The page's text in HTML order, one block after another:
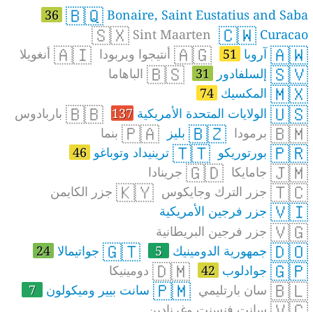
🇧🇶 Bonaire, Saint Eustatius and Saba
36
🇨🇼 Curacao
🇸🇽 Sint Maarten
🇦🇼آروبا 51
🇦🇬أنتيجوا وبربودا 🇦🇮أنغويلا
🇸🇻إلسلفادور 31
🇧🇸الباهاما
🇲🇽المكسيك 74
🇺🇸الولايات المتحدة الأمريكية 137
🇧🇧باربادوس
🇧🇲برمودا 🇧🇿بليز 🇵🇦بنما
🇵🇷بورتوريكو 🇹🇹ترينيداد وتوباغو 46
🇯🇲جامايكا 🇬🇩جرينادا
🇹🇨جزر الترك وجايكوس 🇰🇾جزر الكايمن
🇻🇮جزر فرجين الأمريكية
🇻🇬جزر فرجين البريطانية
🇩🇴جمهورية الدومينيك 5
🇬🇹جواتيمالا 24
🇬🇵جوادلوب 42
🇩🇲دومينيكا
🇧🇱سان بارتليمي 🇵🇲سانت بيير وميكولون 7